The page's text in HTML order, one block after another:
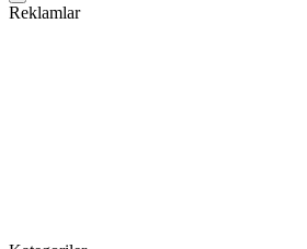
Reklamlar